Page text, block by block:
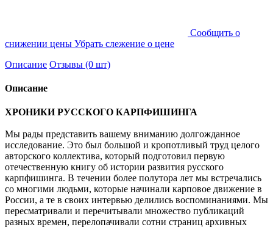
Cообщить о
снижении цены Убрать слежение о цене
Описание Отзывы (0 шт)
Описание
ХРОНИКИ РУССКОГО КАРПФИШИНГА
Мы рады представить вашему вниманию долгожданное
исследование. Это был большой и кропотливый труд целого
авторского коллектива, который подготовил первую
отечественную книгу об истории развития русского
карпфишинга. В течении более полутора лет мы встречались
со многими людьми, которые начинали карповое движение в
России, а те в своих интервью делились воспоминаниями. Мы
пересматривали и перечитывали множество публикаций
разных времен, перелопачивали сотни страниц архивных